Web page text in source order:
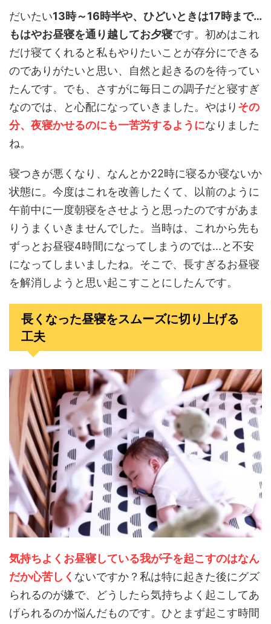
だいたい13時～16時半や、ひどいときは17時まで…
もはやお昼寝を通り越してお夕寝です。初めはこれ
だけ寝てくれると私もやりたいことが存分にできる
のでありがたいと思い、自然と起きるのを待ってい
たんです。でも、さすがに毎日この調子だと寝すぎ
なのでは、と心配になっていきました。やはり その
分、夜寝かせるのにも一苦労するようになりました
ね。
寝つきが悪くなり、なんとか22時に寝るか寝ないか
状態に。今度はこれを改善したくて、以前のように
午前中に一度朝寝をさせようと思ったのですがあま
りうまくいきませんでした。当時は、これから先も
ずっとお昼寝4時間になってしまうのでは...と不安
になってしまいましたね。そこで、長すぎるお昼寝
を解消しようと思い起こすことにしたんです。
長くなった昼寝をスムーズに切り上げる
工夫
気持ちよくお昼寝している我が子を起こすのはなん
だか心苦しく ないですか？私は特に起きた後にグズ
られるのが嫌で、どうしたら気持ちよく起こしてあ
げられるのか悩んだものです。ひとまず起こす時間